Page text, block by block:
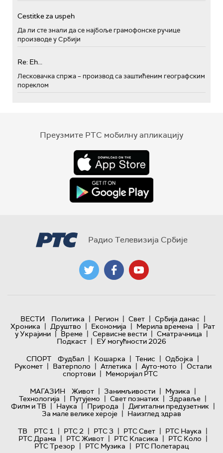
Cestitke za uspeh
Да ли сте знали да се најбоље грамофонске ручице
производе у Србији
Re: Eh...
Лесковачка спржа – производ са заштићеним географским
пореклом
Преузмите РТС мобилну апликацију
Радио Телевизија Србије
ВЕСТИ Политика | Регион | Свет | Србија данас |
Хроника | Друштво | Економија | Мерила времена | Рат
у Украјини | Време | Сервисне вести | Сматрачница |
Подкаст | ЕУ могућности 2026
СПОРТ
Фудбал | Кошарка | Тенис | Одбојка |
Рукомет | Ватерполо | Атлетика | Ауто-мото | Остали
спортови | Меморијал РТС
МАГАЗИН
Живот | Занимљивости | Музика |
Технологијa | Путујемо | Свет познатих | Здравље |
Филм и ТВ | Наука | Природа | Дигитални предузетник |
За мале велике хероје | Наизглед здрав
ТВ
РТС 1 | РТС 2 | РТС 3 | РТС Свет | РТС Наука |
РТС Драма | РТС Живот | РТС Класика | РТС Коло |
РТС Трезор | РТС Музика | РТС Полетарац